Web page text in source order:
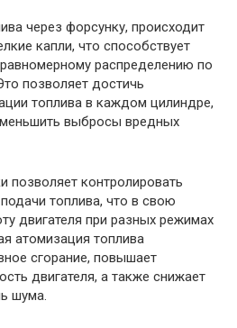
через форсунку, происходит
капли, что способствует
распределению по
позволяет достичь
топлива в каждом цилиндре,
выбросы вредных
позволяет контролировать
топлива, что в свою
двигателя при разных режимах
атомизация топлива
сгорание, повышает
двигателя, а также снижает
шума.